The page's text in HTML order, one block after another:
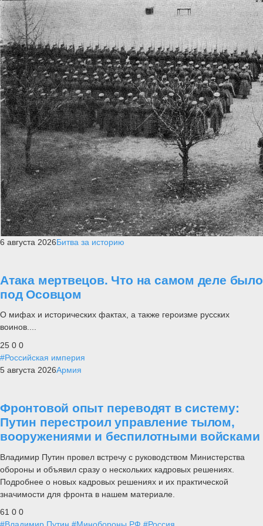
6 августа 2026Битва за историю
Атака мертвецов. Что на самом деле было
под Осовцом
О мифах и исторических фактах, а также героизме русских
воинов....
25 0 0
#Российская империя
5 августа 2026Армия
Фронтовой опыт переводят в систему:
Путин перестроил управление тылом,
вооружениями и беспилотными войсками
Владимир Путин провел встречу с руководством Министерства
обороны и объявил сразу о нескольких кадровых решениях.
Подробнее о новых кадровых решениях и их практической
значимости для фронта в нашем материале.
61 0 0